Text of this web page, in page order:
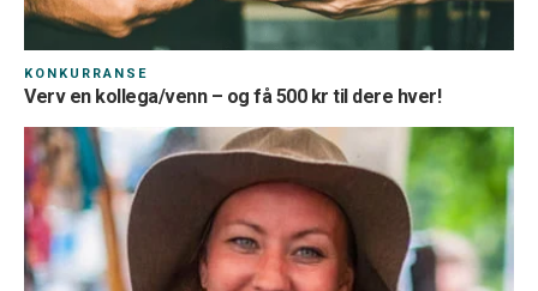
KONKURRANSE
Verv en kollega/venn – og få 500 kr til dere hver!